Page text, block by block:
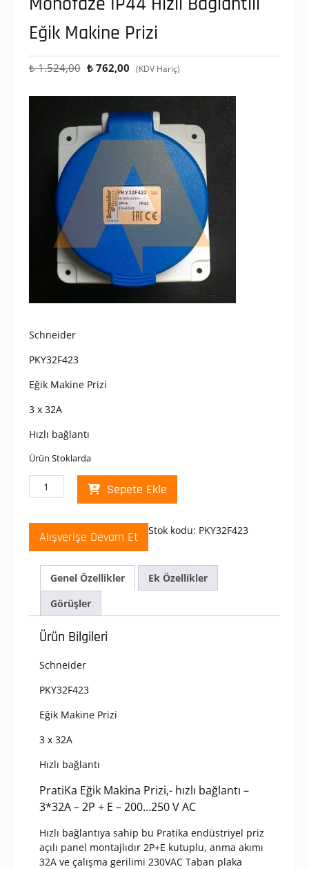
Eğik Makine Prizi
₺1.524,00 Orijinal
₺ 1.524,00.
₺762,00 Şu
fiyat:
₺ 762,00.
(KDV Hariç)
Schneider
PKY32F423
Eğik Makine Prizi
3 x 32A
Hızlı bağlantı
Ürün Stoklarda
Schneider
PKY32F423
200-
250V
AC
3x32A
Monofaze
IP44
Hızlı
Bağlantılı
Makine
Prizi
Sepete Ekle
Alışverişe Devam Et Stok kodu: PKY32F423
Genel Özellikler
Ek Özellikler
Görüşler
Ürün Bilgileri
Schneider
PKY32F423
Eğik Makine Prizi
3 x 32A
Hızlı bağlantı
PratiKa Eğik Makina Prizi,- hızlı bağlantı –
3*32A – 2P + E – 200…250 V AC
Hızlı bağlantıya sahip bu Pratika endüstriyel priz
açılı panel montajlıdır 2P+E kutuplu, anma akımı
32A ve çalışma gerilimi 230VAC Taban plaka